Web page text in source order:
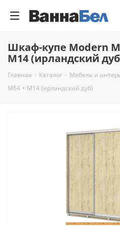
Шкаф-купе Modern
М14 (ирландский
Главная - Каталог - Мебель и
М64 + М14 (ирландский дуб)